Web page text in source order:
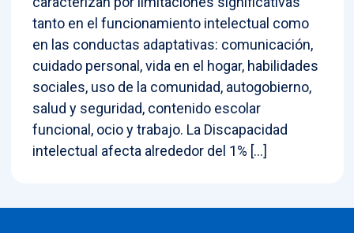
tanto en el funcionamiento intelectual como
en las conductas adaptativas: comunicación,
cuidado personal, vida en el hogar, habilidades
sociales, uso de la comunidad, autogobierno,
salud y seguridad, contenido escolar
funcional, ocio y trabajo. La Discapacidad
intelectual afecta alrededor del 1% […]